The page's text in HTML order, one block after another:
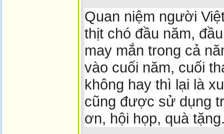
Quan niệm người
thịt chó đầu năm,
may mắn trong cả
vào cuối năm, cuối
không hay thì lại là
cũng được sử dụng
ơn, hội họp, quà